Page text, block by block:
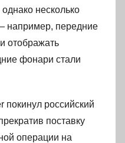
несколько
например, передние
отображать
фонари стали
покинул российский
поставку
операции на